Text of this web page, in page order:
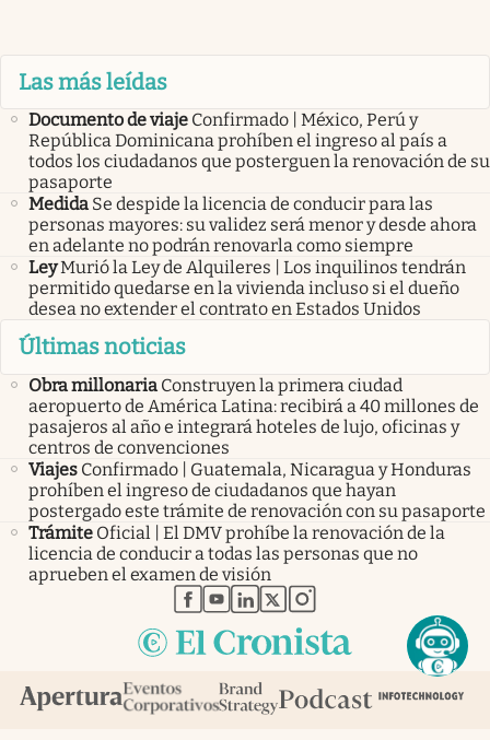
Las más leídas
Documento de viaje Confirmado | México, Perú y
República Dominicana prohíben el ingreso al país a
todos los ciudadanos que posterguen la renovación de su
pasaporte
Medida Se despide la licencia de conducir para las
personas mayores: su validez será menor y desde ahora
en adelante no podrán renovarla como siempre
LeyMurió la Ley de Alquileres | Los inquilinos tendrán
permitido quedarse en la vivienda incluso si el dueño
desea no extender el contrato en Estados Unidos
Últimas noticias
Obra millonaria Construyen la primera ciudad
aeropuerto de América Latina: recibirá a 40 millones de
pasajeros al año e integrará hoteles de lujo, oficinas y
centros de convenciones
Viajes Confirmado | Guatemala, Nicaragua y Honduras
prohíben el ingreso de ciudadanos que hayan
postergado este trámite de renovación con su pasaporte
Trámite Oficial | El DMV prohíbe la renovación de la
licencia de conducir a todas las personas que no
aprueben el examen de visión
abre en nueva pestaña
abre en nueva pestaña
abre en nueva pestaña
abre en nueva pestaña
abre en nueva pestaña